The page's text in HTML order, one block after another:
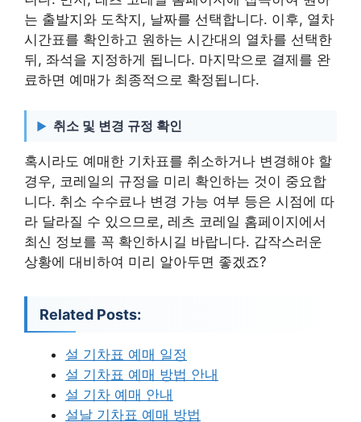
는 출발지와 도착지, 날짜를 선택합니다. 이후, 열차
시간표를 확인하고 원하는 시간대의 열차를 선택한
뒤, 좌석을 지정하게 됩니다. 마지막으로 결제를 완
료하면 예매가 최종적으로 확정됩니다.
취소 및 변경 규정 확인
혹시라도 예매한 기차표를 취소하거나 변경해야 할
경우, 코레일의 규정을 미리 확인하는 것이 중요합
니다. 취소 수수료나 변경 가능 여부 등은 시점에 따
라 달라질 수 있으므로, 레츠 코레일 홈페이지에서
최신 정보를 꼭 확인하시길 바랍니다. 갑작스러운
상황에 대비하여 미리 알아두면 좋겠죠?
Related Posts:
설 기차표 예매 일정
설 기차표 예매 방법 안내
설 기차 예매 안내
설날 기차표 예매 방법